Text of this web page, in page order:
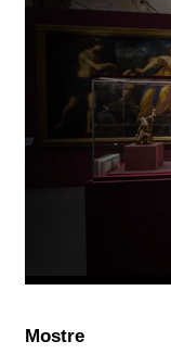
Mostre